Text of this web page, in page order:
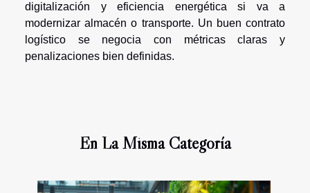
digitalización y eficiencia energética si va a
modernizar almacén o transporte. Un buen contrato
logístico se negocia con métricas claras y
penalizaciones bien definidas.
En La Misma Categoría